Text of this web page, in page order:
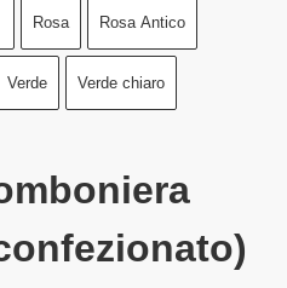
Rosa Rosa Antico
Verde Verde chiaro